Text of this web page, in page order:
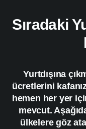
Sıradaki
Yurtdışına
ücretlerini
hemen her yer
mevcut.
ülkelere göz